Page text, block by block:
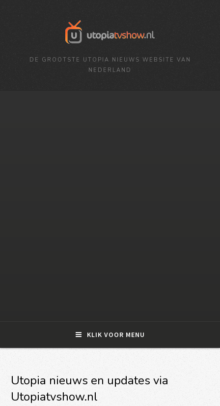
DE GROOTSTE UTOPIA NIEUWS WEBSITE VAN
NEDERLAND
KLIK VOOR MENU
Utopia nieuws en updates via
Utopiatvshow.nl